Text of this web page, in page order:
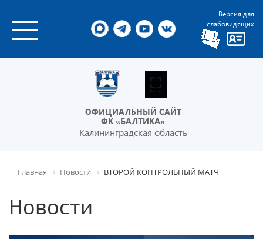
Версия для
слабовидящих
ОФИЦИАЛЬНЫЙ САЙТ
ФК «БАЛТИКА»
Калининградская область
Главная Новости ВТОРОЙ КОНТРОЛЬНЫЙ МАТЧ
Новости